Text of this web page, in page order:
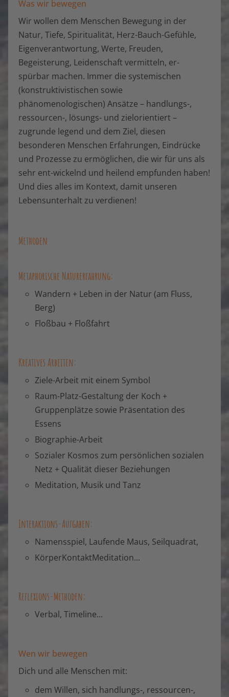
Was wir bewegen
Wir wollen dem Menschen Bewegung in der
Natur, Tiefe, Spiritualität, Herz-Bauch-Gefühle,
Eigenverantwortung, Werte, Freuden,
Begeisterung, Leidenschaft vermitteln, er-
spürbar machen. Immer die systemischen
(konstruktivistischen sowie
phänomenologischen) Ansätze – handlungs-,
ressourcen-, lösungs- und zielorientiert –
zugrunde legend und dem Ziel, diesen
besonderen Menschen Erfahrungen, Eindrücke
und Prozesse zu ermöglichen, die wir für uns als
sehr ent-wickelnd und heilend empfunden haben!
Und dies alles im Kontext, damit unseren
Lebensunterhalt zu verdienen!
Methoden
Metaphorische Naturerfahrung:
Wandern + Leben in der Natur (am Fluss,
Berg)
Floßbau + Floßfahrt
Kreatives Arbeiten:
Ziele-Arbeit mit einem Symbol
Raum-Platz-Gestaltung der Koch +
Gruppenplätze sowie Präsentation des
Essens
Biographie-Arbeit
Sozialer Kosmos zum persönlichen sozialen
Netz + Qualität dieser Beziehungen
Meditation, Musik und Tanz
Interaktions-Aufgaben:
Namensspiel, Laufende Maus, Seilquadrat,
KörperKontaktMeditation...
Reflexions-Methoden:
Verbal, Timeline...
Wen wir bewegen
Dich und alle Menschen mit:
dem Willen, sich handlungs-, ressourcen-,